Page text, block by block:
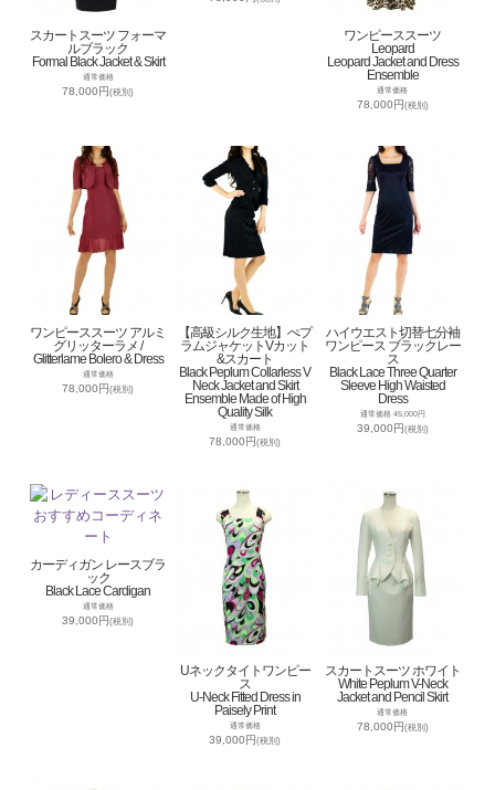
スカートスーツ フォーマ
ルブラック
Formal Black Jacket & Skirt
通常価格
78,000円(税別)
ワンピーススーツ
Leopard
Leopard Jacket and Dress
Ensemble
通常価格
78,000円(税別)
ワンピーススーツ アルミ
グリッターラメ /
Glitterlame Bolero & Dress
通常価格
78,000円(税別)
【高級シルク生地】ぺプ
ラムジャケットVカット
&スカート
Black Peplum Collarless V
Neck Jacket and Skirt
Ensemble Made of High
Quality Silk
通常価格
78,000円(税別)
ハイウエスト切替七分袖
ワンピース ブラックレー
ス
Black Lace Three Quarter
Sleeve High Waisted
Dress
通常価格 45,000円
39,000円(税別)
カーディガン レースブラ
ック
Black Lace Cardigan
通常価格
39,000円(税別)
Uネックタイトワンピー
ス
U-Neck Fitted Dress in
Paisely Print
通常価格
39,000円(税別)
スカートスーツ ホワイト
White Peplum V-Neck
Jacket and Pencil Skirt
通常価格
78,000円(税別)